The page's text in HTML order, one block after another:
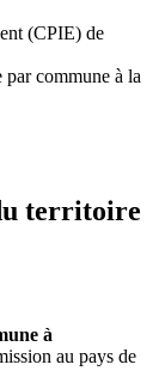
(CPIE) de
commune à la
territoire
à
au pays de